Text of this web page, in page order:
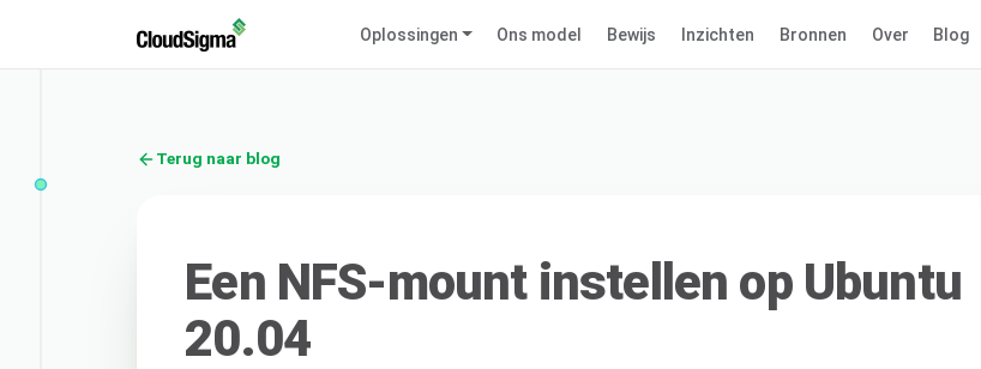
Oplossingen Ons model Bewijs Inzichten Bronnen Over Blog
Terug naar blog
Een NFS-mount instellen op Ubuntu
20.04